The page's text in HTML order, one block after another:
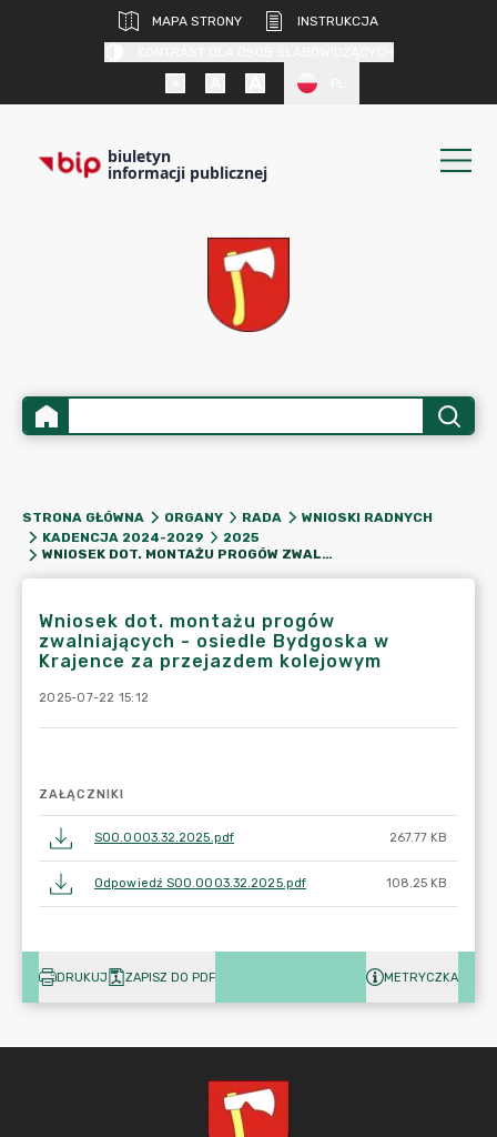
MAPA STRONY
INSTRUKCJA
biuletyn
informacji publicznej
STRONA GŁÓWNA ORGANY RADA
WNIOSKI RADNYCH
KADENCJA 2024-2029
2025
WNIOSEK DOT. MONTAŻU PROGÓW ZWALNIAJĄCYCH - OSIEDLE BYDGOSKA W KRAJENCE ZA PRZEJAZDEM KOLEJOWYM
Wniosek dot. montażu progów
zwalniających - osiedle Bydgoska w
Krajence za przejazdem kolejowym
2025-07-22 15:12
ZAŁĄCZNIKI
SOO.0003.32.2025.pdf 267.77 KB
Odpowiedź SOO.0003.32.2025.pdf 108.25 KB
DRUKUJ ZAPISZ DO PDF METRYCZKA